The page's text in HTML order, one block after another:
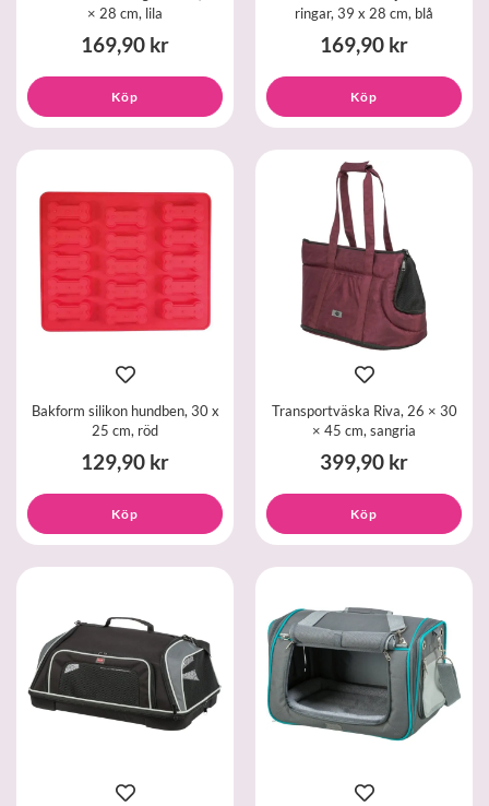
× 28 cm, lila
169,90 kr
Köp
ringar, 39 x 28 cm, blå
169,90 kr
Köp
Bakform silikon hundben, 30 x
25 cm, röd
129,90 kr
Köp
Transportväska Riva, 26 × 30
× 45 cm, sangria
399,90 kr
Köp